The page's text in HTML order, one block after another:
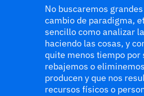
No buscaremos
cambio de paradigma,
sencillo como analizar
haciendo las cosas, y
quite menos tiempo por
rebajemos o
producen y que nos
recursos físicos o